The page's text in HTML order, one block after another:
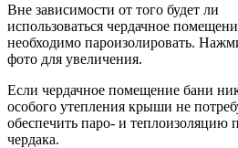
Вне зависимости от того будет ли
использоваться чердачное
необходимо пароизолировать.
фото для увеличения.
Если чердачное помещение бани
особого утепления крыши не
обеспечить паро- и теплоизоляцию
чердака.